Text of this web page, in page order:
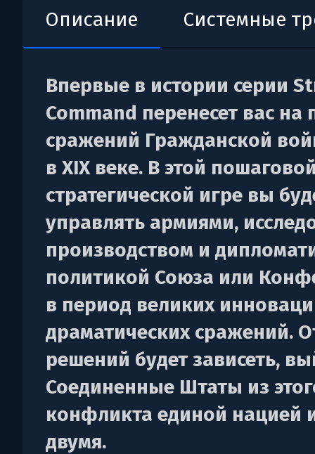
Описание Системные
Впервые в истории серии
Command перенесет вас на
сражений Гражданской
в XIX веке. В этой
стратегической игре вы
управлять армиями,
производством и
политикой Союза или
в период великих
драматических сражений.
решений будет зависеть,
Соединенные Штаты из
конфликта единой нацией
двумя.